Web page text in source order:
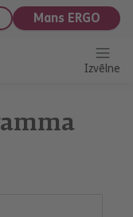
Mans ERGO
Izvēlne